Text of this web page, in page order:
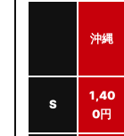
沖縄
S
1,40
0円